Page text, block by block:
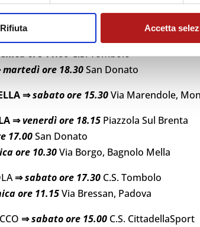
Rifiuta Accetta
ore 10.30
ore 11.00C.S. Tombolo
martedì ore 18.30San Donato
⇒sabato ore 15.30Via Marendole,
⇒venerdì ore 18.15 Piazzola Sul Brenta
17.00San Donato
ore 10.30Via Borgo, Bagnolo Mella
⇒sabato ore 17.30 C.S. Tombolo
ore 11.15Via Bressan, Padova
⇒sabatoore 15.00 C.S. CittadellaSport